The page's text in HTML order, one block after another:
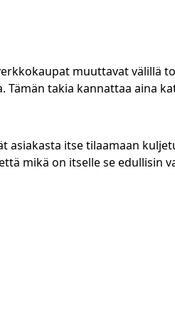
muuttavat välillä
takia kannattaa aina
itse tilaamaan
mikä on itselle se edullisin